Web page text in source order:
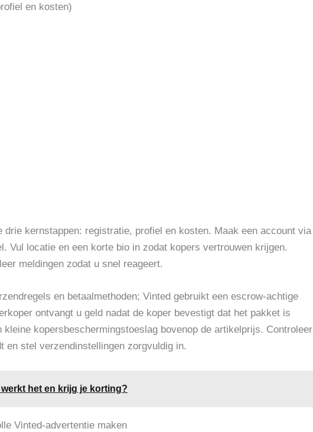
en kosten)
drie kernstappen: registratie, profiel en kosten. Maak een account via
Vul locatie en een korte bio in zodat kopers vertrouwen krijgen.
meldingen zodat u snel reageert.
en betaalmethoden; Vinted gebruikt een escrow-achtige
ontvangt u geld nadat de koper bevestigt dat het pakket is
kopersbeschermingstoeslag bovenop de artikelprijs. Controleer
en stel verzendinstellingen zorgvuldig in.
het en krijg je korting?
Vinted-advertentie maken